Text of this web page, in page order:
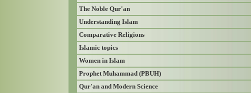
The Noble Qur'an
Understanding Islam
Comparative Religions
Islamic topics
Women in Islam
Prophet Muhammad (PBUH)
Qur'an and Modern Science